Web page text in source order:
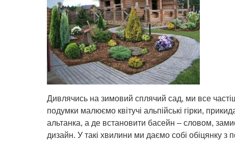
Дивлячись на зимовий сплячий сад, ми все
подумки малюємо квітучі альпійські гірки,
альтанка, а де встановити басейн – словом,
дизайн. У такі хвилини ми даємо собі обіцянку